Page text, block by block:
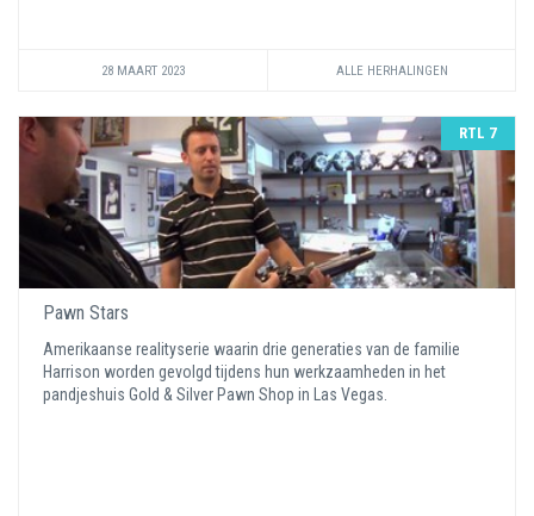
28 MAART 2023 ALLE HERHALINGEN
RTL 7
Pawn Stars
Amerikaanse realityserie waarin drie generaties van de familie
Harrison worden gevolgd tijdens hun werkzaamheden in het
pandjeshuis Gold & Silver Pawn Shop in Las Vegas.